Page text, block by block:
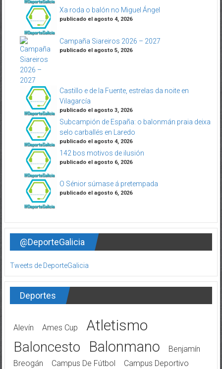
Xa roda o balón no Miguel Ángel
publicado el agosto 4, 2026
Campaña Siareiros 2026 – 2027
publicado el agosto 5, 2026
Castillo e de la Fuente, estrelas da noite en
Vilagarcía
publicado el agosto 3, 2026
Subcampión de España: o balonmán praia deixa
selo carballés en Laredo
publicado el agosto 4, 2026
142 bos motivos de ilusión
publicado el agosto 6, 2026
O Sénior súmase á pretempada
publicado el agosto 6, 2026
@DeporteGalicia
Tweets de DeporteGalicia
Deportes
Alevín Ames Cup Atletismo
Baloncesto Balonmano
Benjamín
Breogán
Campus De Fútbol
Campus Deportivo